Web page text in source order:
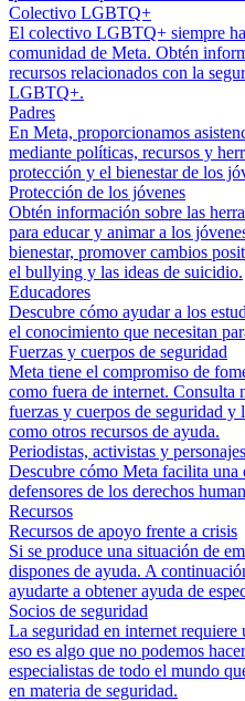
Colectivo LGBTQ+
El colectivo LGBTQ+ siempre
comunidad de Meta. Obtén
recursos relacionados con la
LGBTQ+.
Padres
En Meta, proporcionamos
mediante políticas, recursos y
protección y el bienestar de los
Protección de los jóvenes
Obtén información sobre las
para educar y animar a los
bienestar, promover cambios
el bullying y las ideas de suicidio.
Educadores
Descubre cómo ayudar a los
el conocimiento que necesitan
Fuerzas y cuerpos de seguridad
Meta tiene el compromiso de
como fuera de internet. Consulta
fuerzas y cuerpos de seguridad
como otros recursos de ayuda.
Periodistas, activistas y
Descubre cómo Meta facilita una
defensores de los derechos
Recursos
Recursos de apoyo frente a crisis
Si se produce una situación de
dispones de ayuda. A
ayudarte a obtener ayuda de
Socios de seguridad
La seguridad en internet
eso es algo que no podemos
especialistas de todo el mundo
en materia de seguridad.